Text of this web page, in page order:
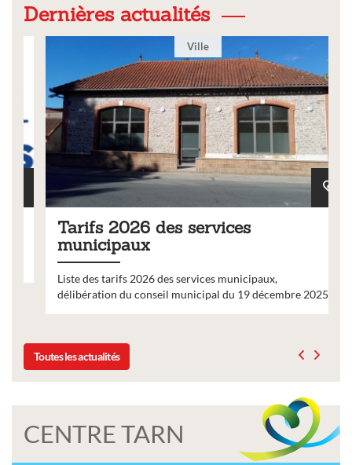
Dernières actualités
Tarifs 2026 des services
municipaux
Liste des tarifs 2026 des services municipaux,
délibération du conseil municipal du 19 décembre 2025
Toutes les actualités
CENTRE TARN